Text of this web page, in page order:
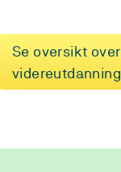
Se oversikt